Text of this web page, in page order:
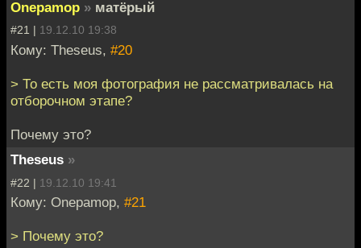
Onepamop » матёрый
#21 | 19.12.10 19:38
Кому: Theseus, #20
> То есть моя фотография не рассматривалась на
отборочном этапе?
Почему это?
Theseus »
#22 | 19.12.10 19:41
Кому: Onepamop, #21
> Почему это?